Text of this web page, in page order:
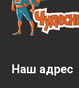
Наш адрес